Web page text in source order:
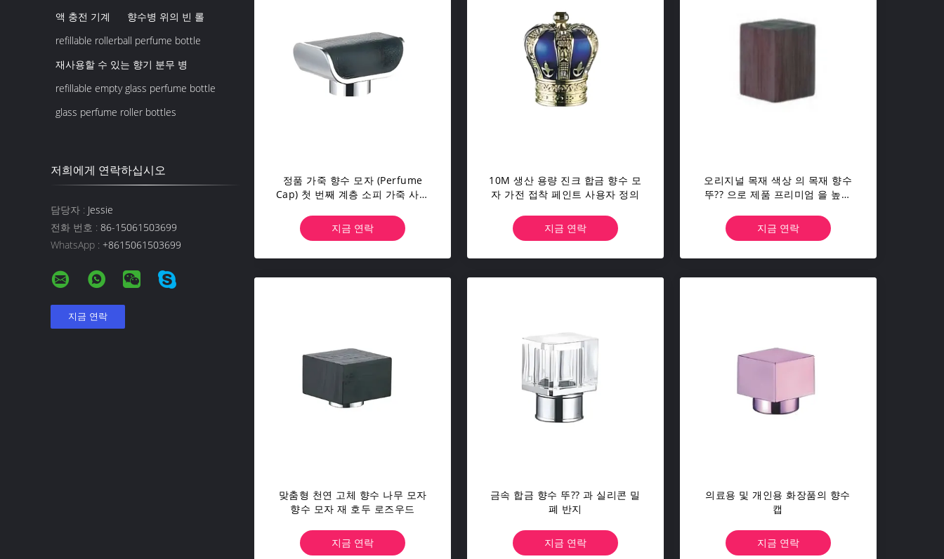
액 충전 기계
향수병 위의 빈 롤
refillable rollerball perfume bottle
재사용할 수 있는 향기 분무 병
refillable empty glass perfume bottle
glass perfume roller bottles
저희에게 연락하십시오
담당자 : Jessie
전화 번호 : 86-15061503699
WhatsApp : +8615061503699
정품 가죽 향수 모자 (Perfume
Cap) 첫 번째 계층 소피 가죽 사용
지금 연락
10M 생산 용량 진크 합금 향수 모
자 가전 접착 페인트 사용자 정의
지금 연락
오리지널 목재 색상 의 목재 향수
뚜?? 으로 제품 프리미엄 을 높여
지금 연락
맞춤형 천연 고체 향수 나무 모자
향수 모자 재 호두 로즈우드
지금 연락
금속 합금 향수 뚜?? 과 실리콘 밀
폐 반지
지금 연락
의료용 및 개인용 화장품의 향수
캡
지금 연락